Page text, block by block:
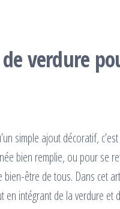
verdure
simple ajout décoratif,
bien remplie, ou pour se
être de tous. Dans cet
intégrant de la verdure et